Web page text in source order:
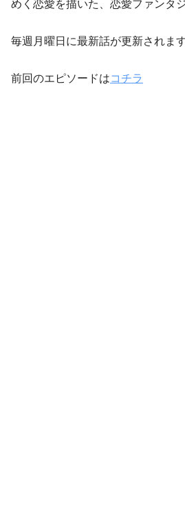
めく恋愛を描いた、恋愛ファンタ
毎週月曜日に最新話が更新されま
前回のエピソードはコチラ